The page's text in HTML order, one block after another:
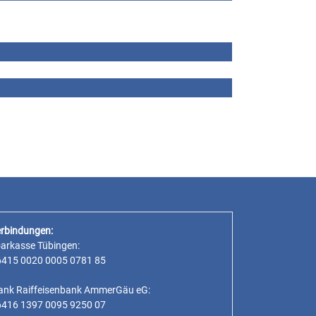
Tübingen:
0020 0005 0781 85
Raiffeisenbank AmmerGäu eG:
1397 0095 9250 07